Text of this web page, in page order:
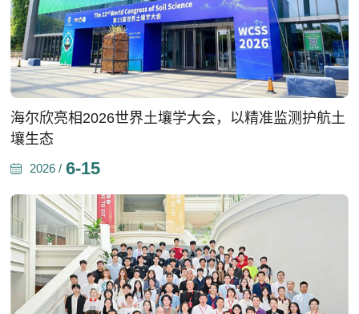
海尔欣亮相2026世界土壤学大会，以精准监测护航土
壤生态
2026 / 6-15